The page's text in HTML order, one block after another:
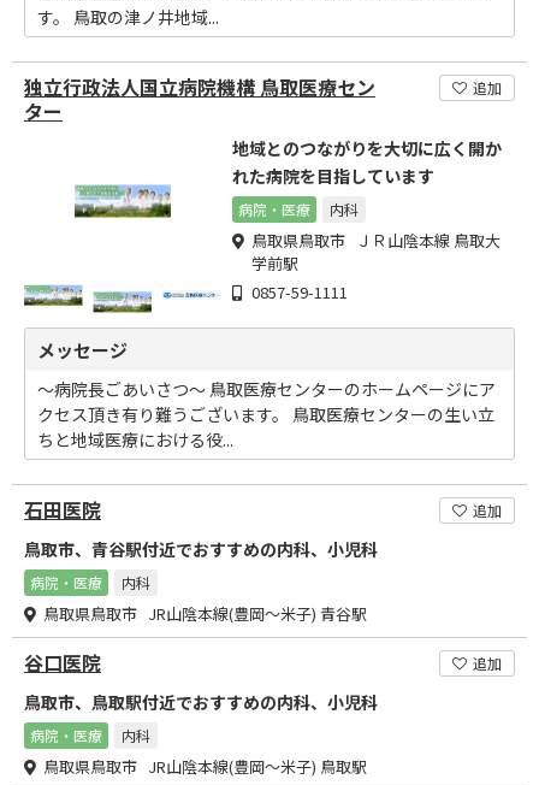
す。 鳥取の津ノ井地域...
独立行政法人国立病院機構 鳥取医療セン
ター
追加
地域とのつながりを大切に広く開か
れた病院を目指しています
病院・医療 内科
鳥取県鳥取市 ＪＲ山陰本線 鳥取大
学前駅
0857-59-1111
メッセージ
～病院長ごあいさつ～ 鳥取医療センターのホームページにア
クセス頂き有り難うございます。 鳥取医療センターの生い立
ちと地域医療における役...
石田医院 追加
鳥取市、青谷駅付近でおすすめの内科、小児科
病院・医療 内科
鳥取県鳥取市 JR山陰本線(豊岡～米子) 青谷駅
谷口医院 追加
鳥取市、鳥取駅付近でおすすめの内科、小児科
病院・医療 内科
鳥取県鳥取市 JR山陰本線(豊岡～米子) 鳥取駅